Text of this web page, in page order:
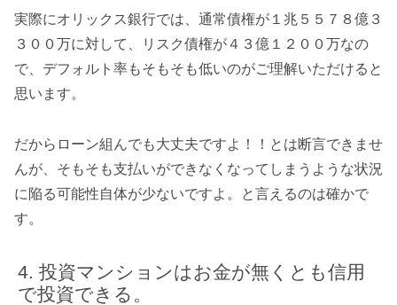
実際にオリックス銀行では、通常債権が１兆５５７８億３
３００万に対して、リスク債権が４３億１２００万なの
で、デフォルト率もそもそも低いのがご理解いただけると
思います。
だからローン組んでも大丈夫ですよ！！とは断言できませ
んが、そもそも支払いができなくなってしまうような状況
に陥る可能性自体が少ないですよ。と言えるのは確かで
す。
投資マンションはお金が無くとも信用
で投資できる。